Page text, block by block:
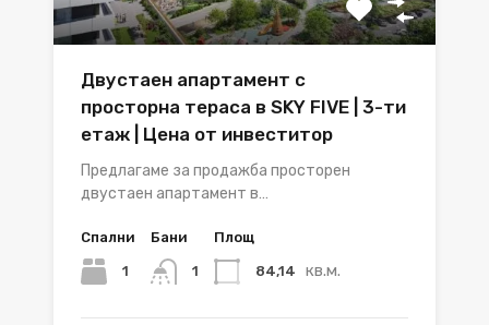
Двустаен апартамент с
просторна тераса в SKY FIVE | 3-ти
етаж | Цена от инвеститор
Предлагаме за продажба просторен
двустаен апартамент в…
Спални
1
Бани
1
Площ
84,14 кв.м.